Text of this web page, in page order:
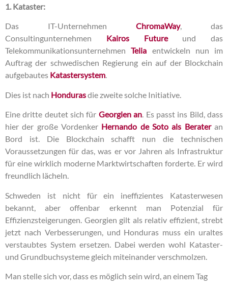
1. Kataster:
Das IT-Unternehmen ChromaWay, das
Consultingunternehmen Kairos Futureund das
TelekommunikationsunternehmenTelia entwickeln nun im
Auftrag der schwedischen Regierung ein auf der Blockchain
aufgebautes Katastersystem.
Dies ist nach Hondurasdie zweite solche Initiative.
Eine dritte deutet sich für Georgien an. Es passt ins Bild, dass
hier der große Vordenker Hernando de Soto als Berateran
Bord ist. Die Blockchain schafft nun die technischen
Voraussetzungen für das, was er vor Jahren als Infrastruktur
für eine wirklich moderne Marktwirtschaften forderte. Er wird
freundlich lächeln.
Schweden ist nicht für ein ineffizientes Katasterwesen
bekannt, aber offenbar erkennt man Potenzial für
Effizienzsteigerungen. Georgien gilt als relativ effizient, strebt
jetzt nach Verbesserungen, und Honduras muss ein uraltes
verstaubtes System ersetzen. Dabei werden wohl Kataster-
und Grundbuchsysteme gleich miteinander verschmolzen.
Man stelle sich vor, dass es möglich sein wird, an einem Tag